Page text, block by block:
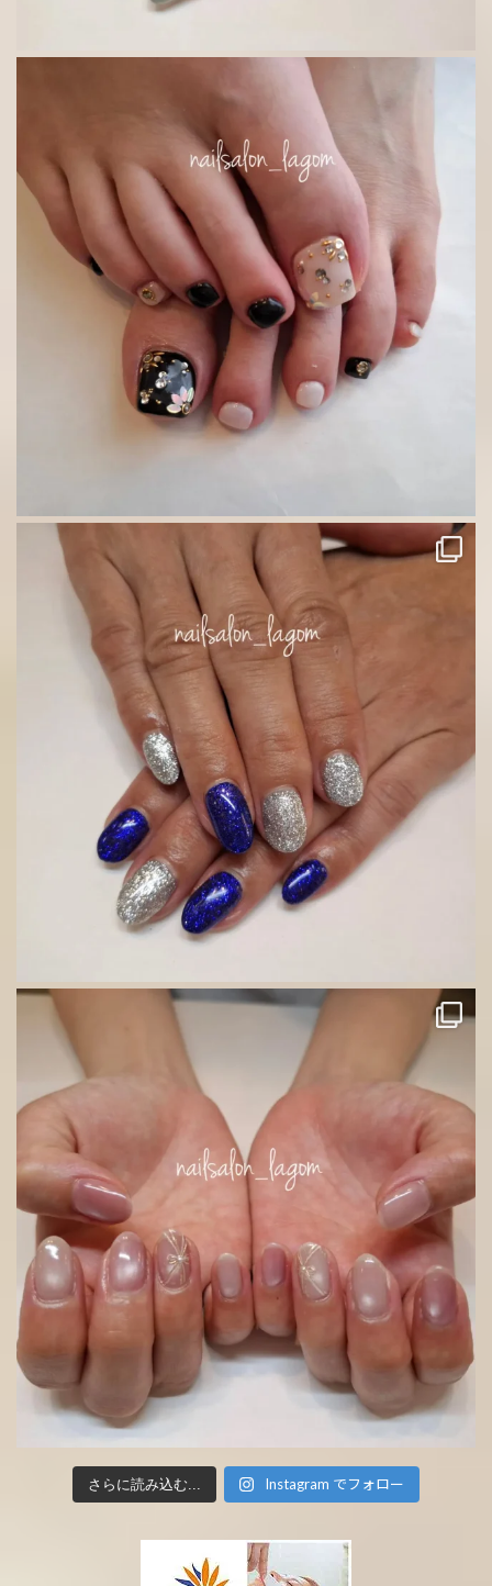
さらに読み込む... Instagram でフォロー